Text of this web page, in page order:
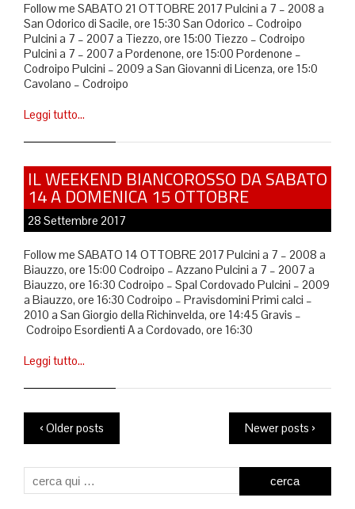
Follow me SABATO 21 OTTOBRE 2017 Pulcini a 7 – 2008 a
San Odorico di Sacile, ore 15:30 San Odorico – Codroipo
Pulcini a 7 – 2007 a Tiezzo, ore 15:00 Tiezzo – Codroipo
Pulcini a 7 – 2007 a Pordenone, ore 15:00 Pordenone –
Codroipo Pulcini – 2009 a San Giovanni di Licenza, ore 15:0
Cavolano – Codroipo
Leggi tutto…
IL WEEKEND BIANCOROSSO DA SABATO
14 A DOMENICA 15 OTTOBRE
28 Settembre 2017
Follow me SABATO 14 OTTOBRE 2017 Pulcini a 7 – 2008 a
Biauzzo, ore 15:00 Codroipo – Azzano Pulcini a 7 – 2007 a
Biauzzo, ore 16:30 Codroipo – Spal Cordovado Pulcini – 2009
a Biauzzo, ore 16:30 Codroipo – Pravisdomini Primi calci –
2010 a San Giorgio della Richinvelda, ore 14:45 Gravis –
Codroipo Esordienti A a Cordovado, ore 16:30
Leggi tutto…
‹ Older posts Newer posts ›